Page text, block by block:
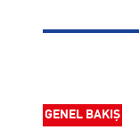
GENEL BAKIŞ